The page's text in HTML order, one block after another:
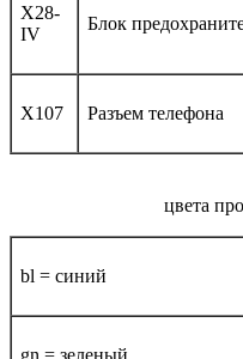
X28-
IV
Блок
X107 Разъем телефона
цвета
bl = синий
gn = зеленый